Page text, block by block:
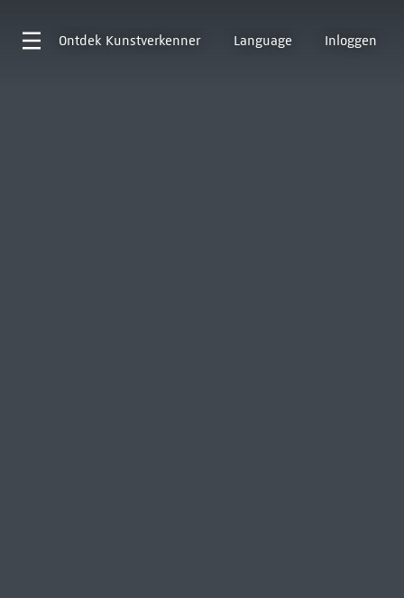
Ontdek Kunstverkenner Language Inloggen